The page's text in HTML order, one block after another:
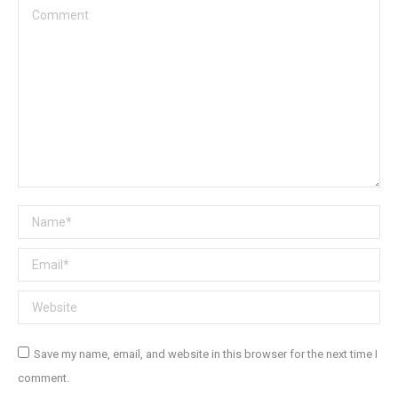
Comment
Name *
Email *
Website
Save my name, email, and website in this browser for the next time I
comment.